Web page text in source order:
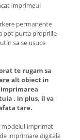
imprimeul
permanente
pot purta propriile
sa se usuce
te rugam sa
alt obiect in
. In plus, il va
tare.
modelul imprimat
imprimare digitala